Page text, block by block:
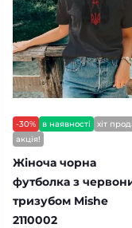
-30% в наявності
хіт
акція!
Жіноча чорна
футболка з
тризубом Mishe
2110002